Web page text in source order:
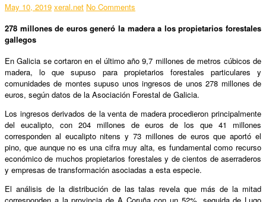
May 10, 2019 xeral.net No Comments
278 millones de euros generó la madera a los propietarios forestales
gallegos
En Galicia se cortaron en el último año 9,7 millones de metros cúbicos de
madera, lo que supuso para propietarios forestales particulares y
comunidades de montes supuso unos ingresos de unos 278 millones de
euros, según datos de la Asociación Forestal de Galicia.
Los ingresos derivados de la venta de madera procedieron principalmente
del eucalipto, con 204 millones de euros de los que 41 millones
corresponden al eucalipto nitens y 73 millones de euros que aportó el
pino, que aunque no es una cifra muy alta, es fundamental como recurso
económico de muchos propietarios forestales y de cientos de aserraderos
y empresas de transformación asociadas a esta especie.
El análisis de la distribución de las talas revela que más de la mitad